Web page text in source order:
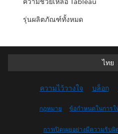
รุ่นผลิตภัณฑ์ทั้งหมด
ไทย
ไทย
English
English
Français
ความไว้วางใจ บล็อก
กฎหมาย ข้อกำหนดในการใ
การเปิดเผยอย่างมีความรับ